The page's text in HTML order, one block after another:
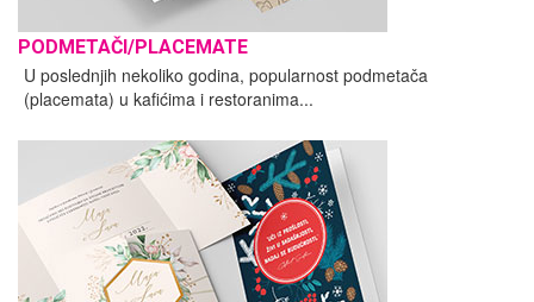
PODMETAČI/PLACEMATE
U poslednjih nekoliko godina, popularnost podmetača
(placemata) u kafićima i restoranima...